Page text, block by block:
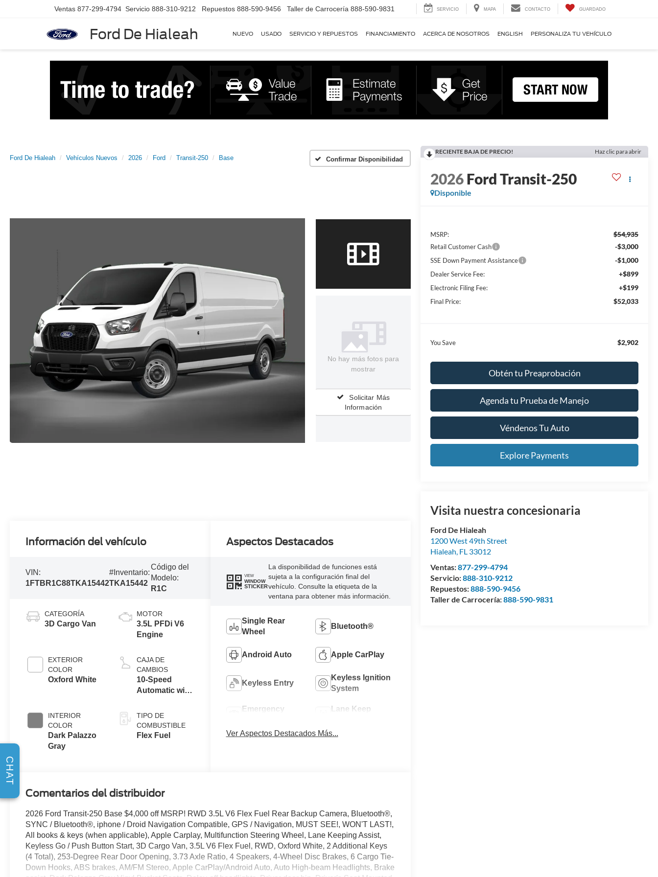
Ford De Hialeah
Ventas 877-299-4794 Servicio 888-310-9212 Repuestos 888-590-9456 Taller de Carrocería 888-590-9831 SERVICIO MAPA CONTACTO GUARDADO
NUEVO USADO SERVICIO Y REPUESTOS FINANCIAMIENTO ACERCA DE NOSOTROS ENGLISH PERSONALIZA TU VEHÍCULO
Ford De Hialeah Vehículos Nuevos 2026 Ford Transit-250 Base Confirmar Disponibilidad
No hay más fotos para
mostrar
Solicitar Más
Información
RECIENTE BAJA DE PRECIO! Haz clic para abrir
2026Ford Transit-250
Disponible
MSRP: $54,935
Retail Customer Cash -$3,000
SSE Down Payment Assistance -$1,000
Dealer Service Fee: +$899
Electronic Filing Fee: +$199
Final Price: $52,033
You Save $2,902
Obtén tu Preaprobación
Agenda tu Prueba de Manejo
Véndenos Tu Auto
Explore Payments
Visita nuestra concesionaria
Ford De Hialeah
1200 West 49th Street
Hialeah, FL 33012
Ventas:877-299-4794
Servicio:888-310-9212
Repuestos:888-590-9456
Taller de Carrocería:888-590-9831
Información del vehículo
VIN:
1FTBR1C88TKA15442
#Inventario:
TKA15442
Código del
Modelo:
R1C
CATEGORÍA
3D Cargo Van
EXTERIOR
COLOR
Oxford White
INTERIOR
COLOR
Dark Palazzo
Gray
MOTOR
3.5L PFDi V6
Engine
CAJA DE
CAMBIOS
10-Speed
Automatic with
TIPO DE
COMBUSTIBLE
Flex Fuel
Aspectos Destacados
VIEW
WINDOW
STICKER
La disponibilidad de funciones está
sujeta a la configuración final del
vehículo. Consulte la etiqueta de la
ventana para obtener más información.
Single Rear
Wheel
Bluetooth®
Android Auto Apple CarPlay
Keyless Entry
Keyless Ignition
System
Emergency
Lane Keep
Ver Aspectos Destacados Más...
Comentarios del distribuidor
2026 Ford Transit-250 Base $4,000 off MSRP! RWD 3.5L V6 Flex Fuel Rear Backup Camera, Bluetooth®,
SYNC / Bluetooth®, iphone / Droid Navigation Compatible, GPS / Navigation, MUST SEE!, WON'T LAST!,
All books & keys (when applicable), Apple Carplay, Multifunction Steering Wheel, Lane Keeping Assist,
Keyless Go / Push Button Start, 3D Cargo Van, 3.5L V6 Flex Fuel, RWD, Oxford White, 2 Additional Keys
(4 Total), 253-Degree Rear Door Opening, 3.73 Axle Ratio, 4 Speakers, 4-Wheel Disc Brakes, 6 Cargo Tie-
Down Hooks, ABS brakes, AM/FM Stereo, Apple CarPlay/Android Auto, Auto High-beam Headlights, Brake
CHAT